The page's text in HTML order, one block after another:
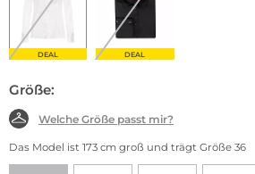
DEAL DEAL
Größe:
Welche Größe passt mir?
Das Model ist 173 cm groß und trägt Größe 36